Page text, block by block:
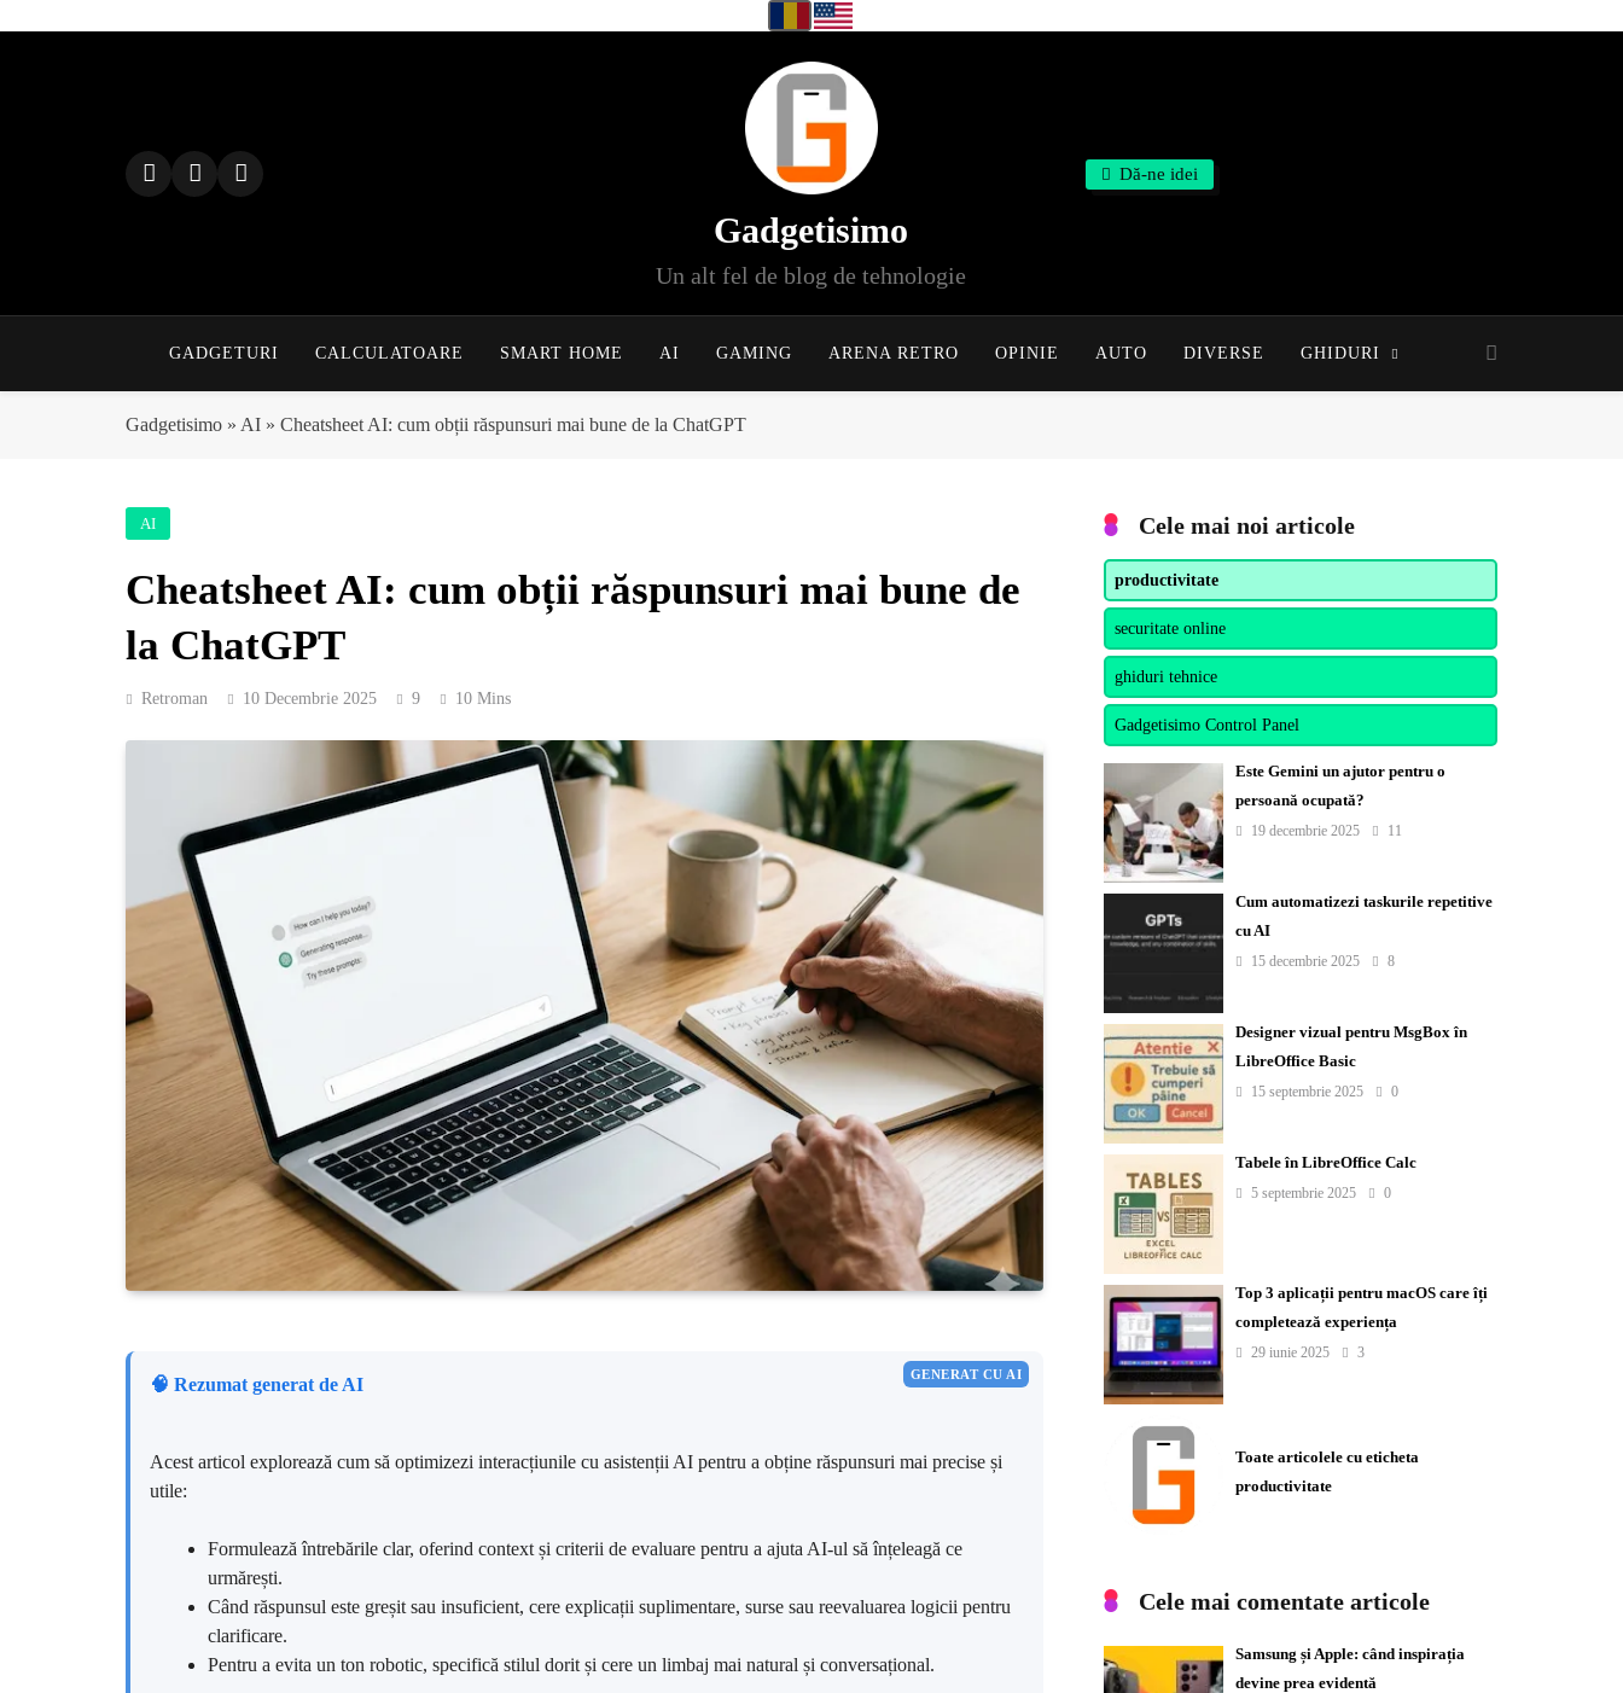
Gadgetisimo
Un alt fel de blog de tehnologie
Dă-ne idei
GADGETURI CALCULATOARE SMART HOME AI GAMING ARENA RETRO OPINIE AUTO DIVERSE GHIDURI
Gadgetisimo » AI » Cheatsheet AI: cum obții răspunsuri mai bune de la ChatGPT
AI
Cheatsheet AI: cum obții răspunsuri mai bune de
la ChatGPT
Retroman 10 Decembrie 2025 9 10 Mins
GENERAT CU AI
🧠 Rezumat generat de AI
Acest articol explorează cum să optimizezi interacțiunile cu asistenții AI pentru a obține răspunsuri mai precise și
utile:
Formulează întrebările clar, oferind context și criterii de evaluare pentru a ajuta AI-ul să înțeleagă ce
urmărești.
Când răspunsul este greșit sau insuficient, cere explicații suplimentare, surse sau reevaluarea logicii pentru
clarificare.
Pentru a evita un ton robotic, specifică stilul dorit și cere un limbaj mai natural și conversațional.
Cele mai noi articole
productivitate
securitate online
ghiduri tehnice
Gadgetisimo Control Panel
Este Gemini un ajutor pentru o
persoană ocupată?
19 decembrie 2025 11
Cum automatizezi taskurile repetitive
cu AI
15 decembrie 2025 8
Designer vizual pentru MsgBox în
LibreOffice Basic
15 septembrie 2025 0
Tabele în LibreOffice Calc
5 septembrie 2025 0
Top 3 aplicații pentru macOS care îți
completează experiența
29 iunie 2025 3
Toate articolele cu eticheta
productivitate
Cele mai comentate articole
Samsung și Apple: când inspirația
devine prea evidentă